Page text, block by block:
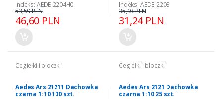
Indeks: AEDE-2204H0
46,60 PLN
53,59 PLN
Indeks: AEDE-2203
31,24 PLN
35,93 PLN
Cegiełki i bloczki
Aedes Ars 21211 Dachowka
czarna 1:10 100 szt.
Cegiełki i bloczki
Aedes Ars 2121 Dachowka
czarna 1:10 25 szt.